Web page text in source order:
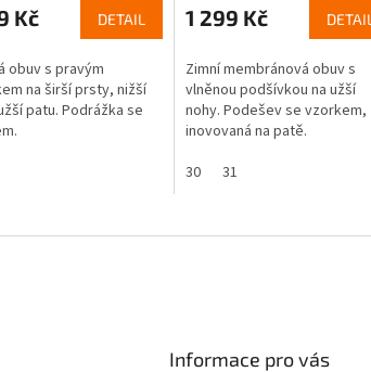
Kč DETAIL
obuv s pravým
na širší prsty, nižší
patu. Podrážka se
1 299 Kč DETAIL
Zimní membránová obuv s
vlněnou podšívkou na užší
nohy. Podešev se vzorkem,
inovovaná na patě.
30
31
Informace pro vás